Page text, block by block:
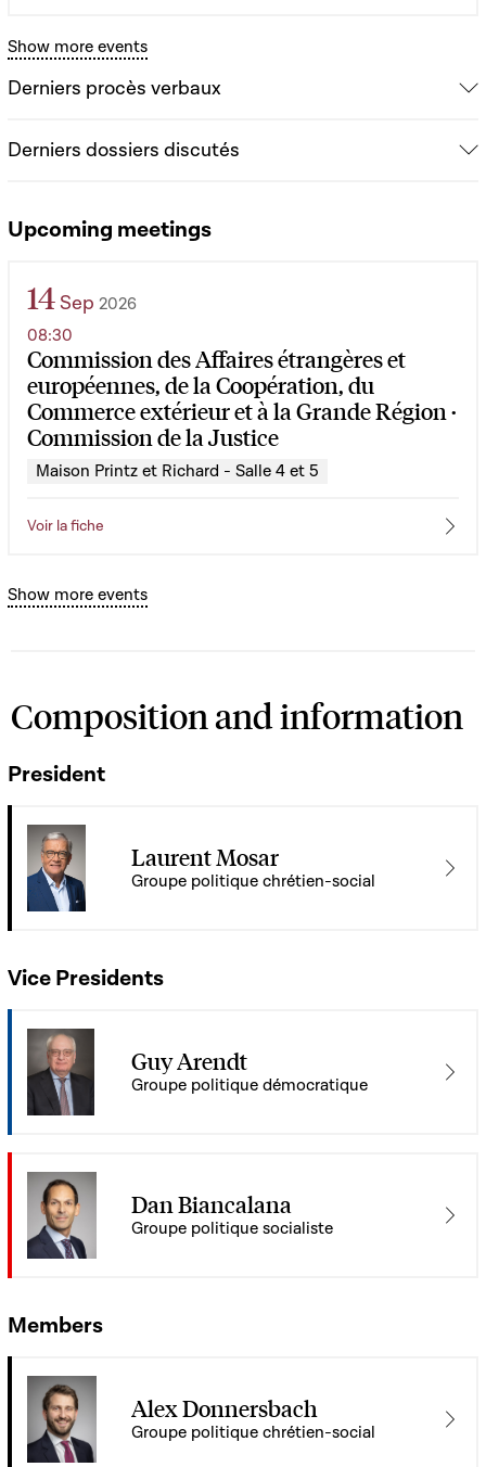
Show more events
Derniers procès verbaux
Derniers dossiers discutés
Upcoming meetings
14Sep 2026
Commission des Affaires étrangères et
européennes, de la Coopération, du
Commerce extérieur et à la Grande Région ·
Commission de la Justice
08:30
Maison Printz et Richard - Salle 4 et 5
Voir la fiche
Show more events
Composition and information
President
Laurent Mosar
Groupe politique chrétien-social
Vice Presidents
Guy Arendt
Groupe politique démocratique
Dan Biancalana
Groupe politique socialiste
Members
Alex Donnersbach
Groupe politique chrétien-social